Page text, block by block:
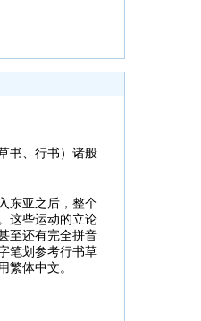
书、行书）诸般
东亚之后，整个
这些运动的立论
至还有完全拼音
笔划参考行书草
体中文。